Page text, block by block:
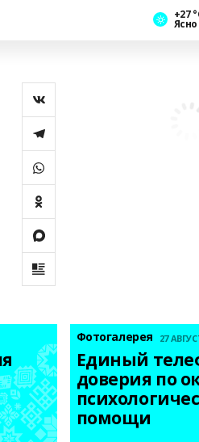
+27
Ясно
Фотогалерея 27
Единый
доверия по
помощи